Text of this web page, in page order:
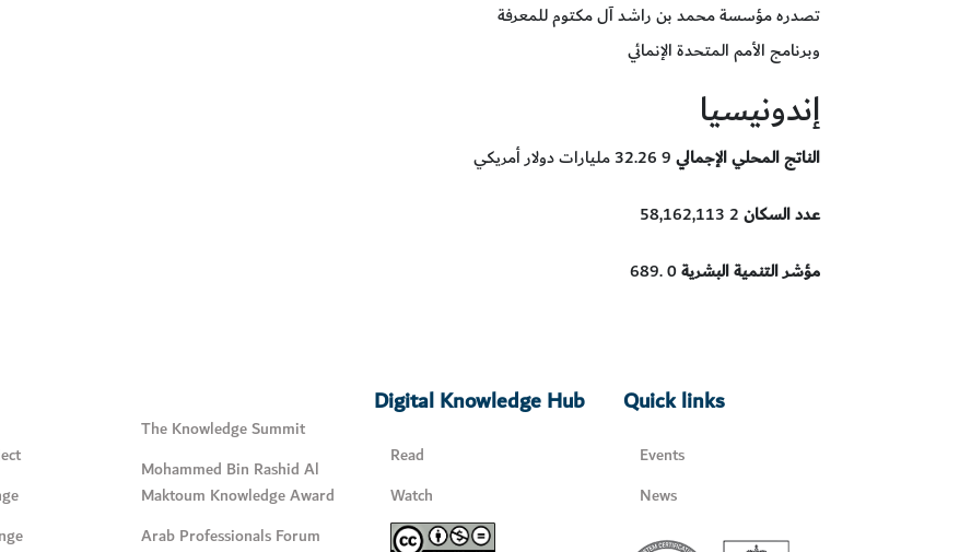
تصدره مؤسسة محمد بن راشد آل مكتوم للمعرفة
وبرنامج الأمم المتحدة الإنمائي
إندونيسيا
الناتج المحلي الإجمالي
عدد السكان
مؤشر التنمية البشرية
The Knowledge Summit
Mohammed Bin Rashid Al
Maktoum Knowledge Award
Arab Professionals Forum
Digital Knowledge Hub
Read
Watch
Quick links
Events
News